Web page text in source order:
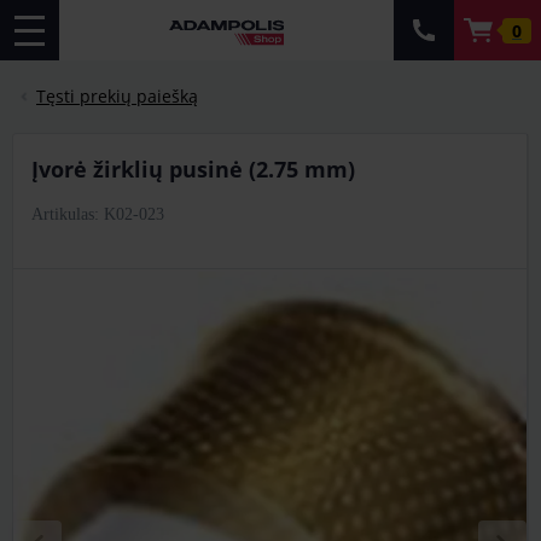
0
Tęsti prekių paiešką
Įvorė žirklių pusinė (2.75 mm)
Artikulas: K02-023